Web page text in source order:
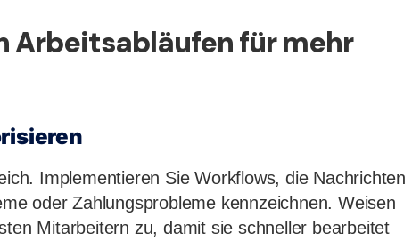
Arbeitsabläufen für mehr
Implementieren Sie Workflows, die Nachrichten
oder Zahlungsprobleme kennzeichnen. Weisen
Mitarbeitern zu, damit sie schneller bearbeitet